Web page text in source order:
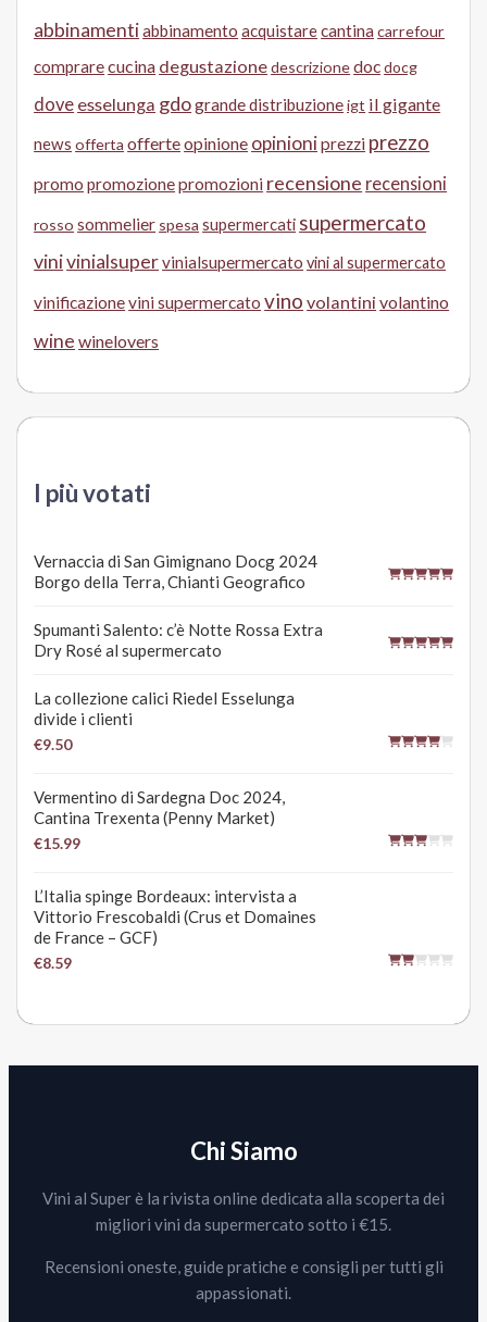
abbinamentiabbinamento acquistarecantina carrefour
comprarecucina degustazionedescrizionedocdocg
dove esselunga gdogrande distribuzioneigt il gigante
news offerta offerteopinione opinioniprezzi prezzo
promo promozionepromozioni recensione recensioni
rosso sommelier spesa supermercati supermercato
vinivinialsupervinialsupermercato vini al supermercato
vinificazionevini supermercato vino volantini volantino
wine winelovers
I più votati
Vernaccia di San Gimignano Docg 2024
Borgo della Terra, Chianti Geografico
Spumanti Salento: c’è Notte Rossa Extra
Dry Rosé al supermercato
La collezione calici Riedel Esselunga
divide i clienti
€9.50
Vermentino di Sardegna Doc 2024,
Cantina Trexenta (Penny Market)
€15.99
L’Italia spinge Bordeaux: intervista a
Vittorio Frescobaldi (Crus et Domaines
de France – GCF)
€8.59
Chi Siamo
Vini al Super è la rivista online dedicata alla scoperta dei
migliori vini da supermercato sotto i €15.
Recensioni oneste, guide pratiche e consigli per tutti gli
appassionati.